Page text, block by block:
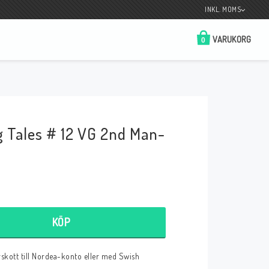
INKL. MOMS
VARUKORG
0
Betala enkelt i förskott till konto i Nordea
# 12 VG 2nd Man-
KÖP
till Nordea-konto eller med Swish